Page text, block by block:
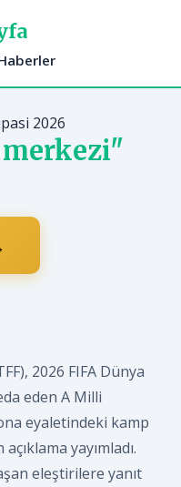
2026
2026 FIFA Dünya
eden A Milli
eyaletindeki kamp
yayımladı.
eleştirilere yanıt